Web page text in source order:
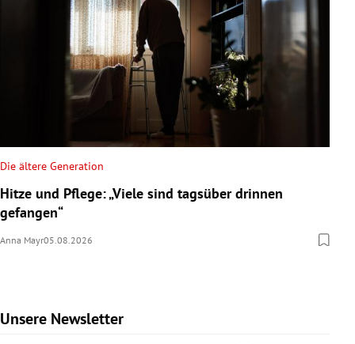
Die ältere Generation
Hitze und Pflege: „Viele sind tagsüber drinnen
gefangen“
Anna Mayr05.08.2026
Unsere Newsletter
Slide 1 von 9